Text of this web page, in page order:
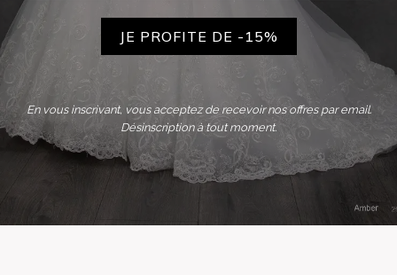
JE PROFITE DE -15%
En vous inscrivant, vous acceptez de recevoir nos offres par email.
Désinscription à tout moment.